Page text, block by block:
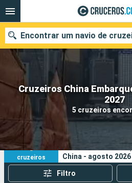
Cruzeiros China
2027
5 cruzeiros
Encontrar um navio de
Quando ir?
Data de partida
5
cruzeiros
Os seus critérios de
China - agosto 2026
Filtro